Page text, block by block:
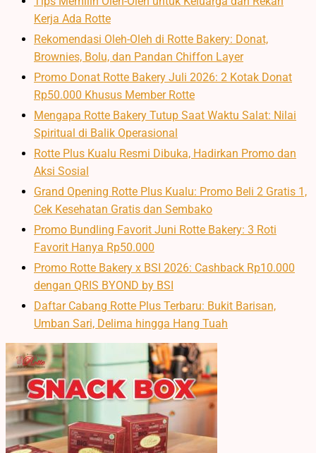
Kerja Ada Rotte
Rekomendasi Oleh-Oleh di Rotte Bakery: Donat,
Brownies, Bolu, dan Pandan Chiffon Layer
Promo Donat Rotte Bakery Juli 2026: 2 Kotak Donat
Rp50.000 Khusus Member Rotte
Mengapa Rotte Bakery Tutup Saat Waktu Salat: Nilai
Spiritual di Balik Operasional
Rotte Plus Kualu Resmi Dibuka, Hadirkan Promo dan
Aksi Sosial
Grand Opening Rotte Plus Kualu: Promo Beli 2 Gratis 1,
Cek Kesehatan Gratis dan Sembako
Promo Bundling Favorit Juni Rotte Bakery: 3 Roti
Favorit Hanya Rp50.000
Promo Rotte Bakery x BSI 2026: Cashback Rp10.000
dengan QRIS BYOND by BSI
Daftar Cabang Rotte Plus Terbaru: Bukit Barisan,
Umban Sari, Delima hingga Hang Tuah